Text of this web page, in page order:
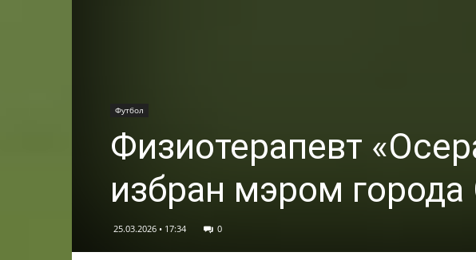
Футбол
Физиотерапевт
избран мэром города
25.03.2026 • 17:34 0